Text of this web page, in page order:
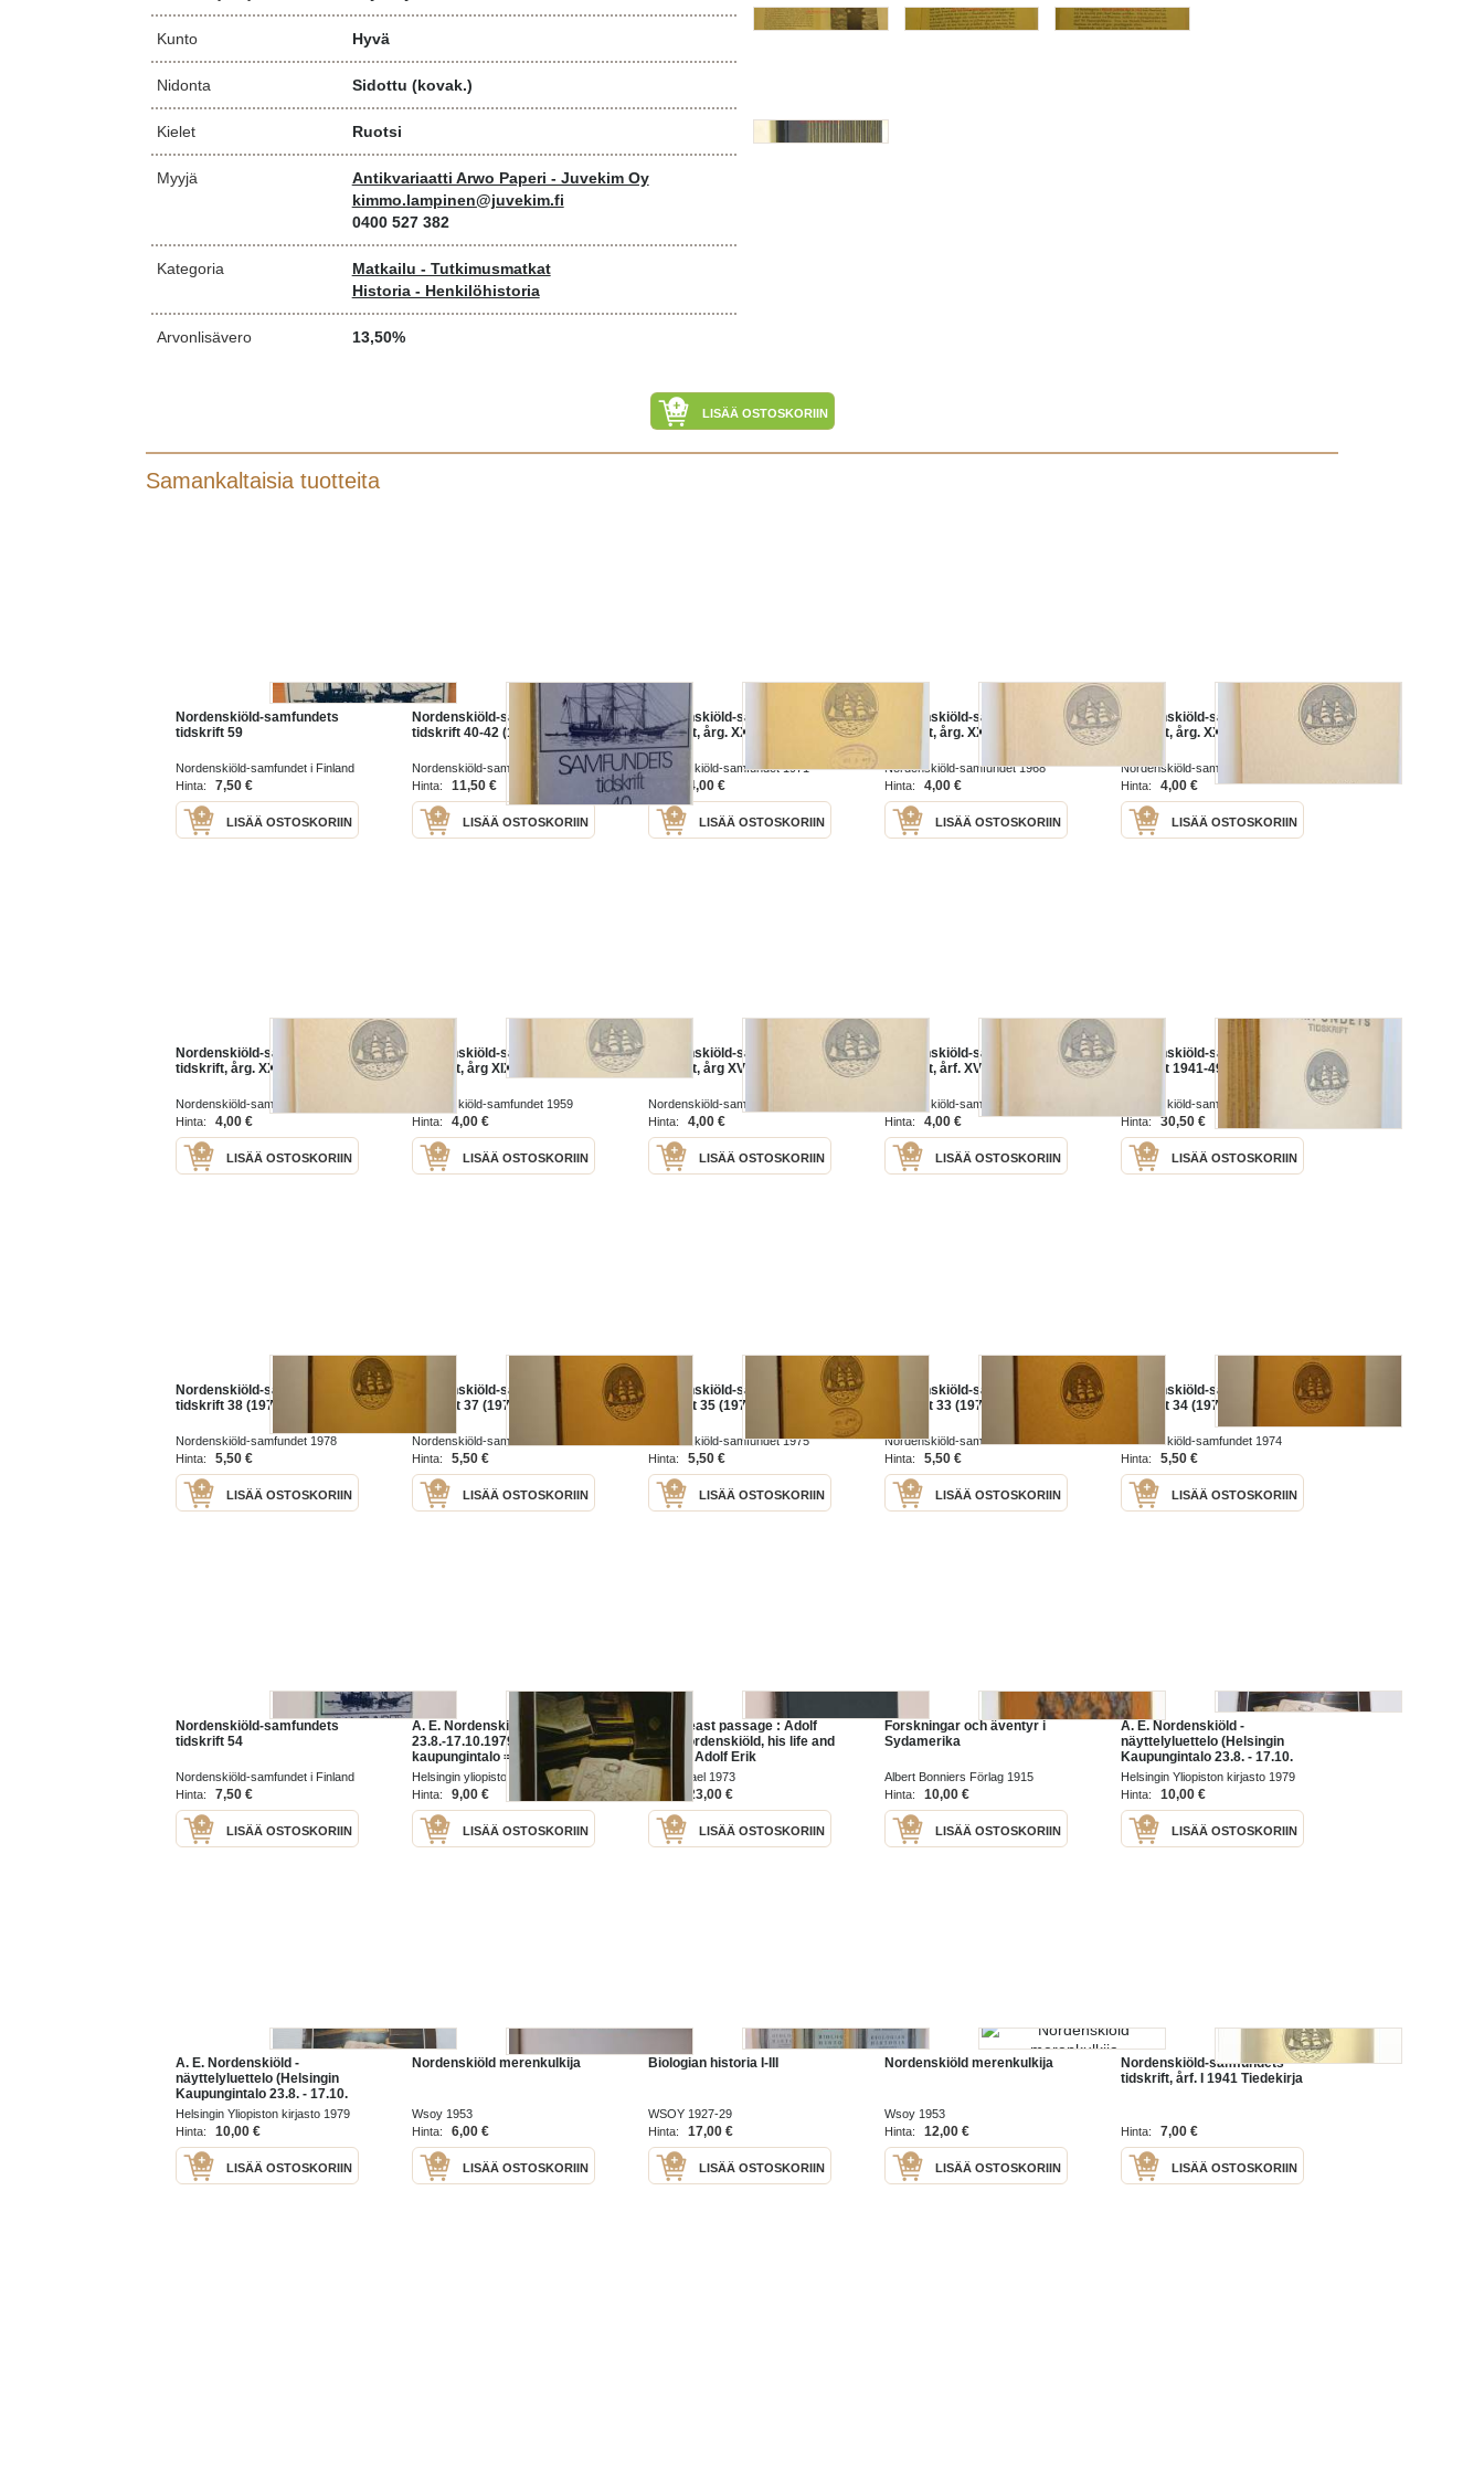
Kunto Hyvä
Nidonta Sidottu (kovak.)
Kielet Ruotsi
Myyjä
Antikvariaatti Arwo Paperi - Juvekim Oy
kimmo.lampinen@juvekim.fi
0400 527 382
Kategoria
Matkailu - Tutkimusmatkat
Historia - Henkilöhistoria
Arvonlisävero 13,50%
LISÄÄ OSTOSKORIIN
Samankaltaisia tuotteita
Nordenskiöld-samfundets
tidskrift 59
Nordenskiöld-samfundet i Finland
r.f 1999
Hinta: 7,50 €
LISÄÄ OSTOSKORIIN
Nordenskiöld-samfundets
tidskrift 40-42 (1980-82)
Nordenskiöld-samfundet
Hinta:
11,50 €
LISÄÄ OSTOSKORIIN
Nordenskiöld-samfundets
tidskrift, årg. XXXI 1971
Nordenskiöld-samfundet 1971
4,00 €
LISÄÄ OSTOSKORIIN
Nordenskiöld-samfundets
tidskrift, årg. XXVIII 1968
Nordenskiöld-samfundet 1968
Hinta:
4,00 €
LISÄÄ OSTOSKORIIN
Nordenskiöld-samfundets
tidskrift, årg. XXVII 1967
Nordenskiöld-samfundet 1967
Hinta:
4,00 €
LISÄÄ OSTOSKORIIN
Nordenskiöld-samfundets
tidskrift, årg. XXVI 1966
Nordenskiöld-samfundet 1966
Hinta:
4,00 €
LISÄÄ OSTOSKORIIN
Nordenskiöld-samfundets
tidskrift, årg XIX 1959
Nordenskiöld-samfundet 1959
Hinta:
4,00 €
LISÄÄ OSTOSKORIIN
Nordenskiöld-samfundets
tidskrift, årg XVII 1957
Nordenskiöld-samfundet 1957
Hinta:
4,00 €
LISÄÄ OSTOSKORIIN
Nordenskiöld-samfundets
tidskrift, årf. XV 1955
Nordenskiöld-samfundet 1955
Hinta:
4,00 €
LISÄÄ OSTOSKORIIN
Nordenskiöld-samfundets
tidskrift 1941-49
Nordenskiöld-samfundet 1941-49
Hinta:
30,50 €
LISÄÄ OSTOSKORIIN
Nordenskiöld-samfundets
tidskrift 38 (1978)
Nordenskiöld-samfundet 1978
Hinta:
5,50 €
LISÄÄ OSTOSKORIIN
Nordenskiöld-samfundets
tidskrift 37 (1977)
Nordenskiöld-samfundet 1977
Hinta:
5,50 €
LISÄÄ OSTOSKORIIN
Nordenskiöld-samfundets
tidskrift 35 (1975)
Nordenskiöld-samfundet 1975
Hinta:
5,50 €
LISÄÄ OSTOSKORIIN
Nordenskiöld-samfundets
tidskrift 33 (1973)
Nordenskiöld-samfundet 1973
Hinta:
5,50 €
LISÄÄ OSTOSKORIIN
Nordenskiöld-samfundets
tidskrift 34 (1974)
Nordenskiöld-samfundet 1974
Hinta:
5,50 €
LISÄÄ OSTOSKORIIN
Nordenskiöld-samfundets
tidskrift 54
Nordenskiöld-samfundet i Finland
r.f. 1995
Hinta: 7,50 €
LISÄÄ OSTOSKORIIN
A. E. Nordenskiöld :
23.8.-17.10.1979 : Helsingin
kaupungintalo = Helsingfors
stadshus = Helsinki City Hall
Helsingin yliopisto 1979
Hinta:
9,00 €
LISÄÄ OSTOSKORIIN
North-east passage : Adolf
Erik Nordenskiöld, his life and
times - Adolf Erik
Nordenskiöld, his life and
times
Nico Israel 1973
Hinta:
23,00 €
LISÄÄ OSTOSKORIIN
Forskningar och äventyr i
Sydamerika
Albert Bonniers Förlag 1915
Hinta:
10,00 €
LISÄÄ OSTOSKORIIN
A. E. Nordenskiöld -
näyttelyluettelo (Helsingin
Kaupungintalo 23.8. - 17.10.
1979)
Helsingin Yliopiston kirjasto 1979
Hinta:
10,00 €
LISÄÄ OSTOSKORIIN
A. E. Nordenskiöld -
näyttelyluettelo (Helsingin
Kaupungintalo 23.8. - 17.10.
1979)
Helsingin Yliopiston kirjasto 1979
Hinta:
10,00 €
LISÄÄ OSTOSKORIIN
Nordenskiöld merenkulkija
Wsoy 1953
Hinta:
6,00 €
LISÄÄ OSTOSKORIIN
Biologian historia I-III
WSOY 1927-29
Hinta:
17,00 €
LISÄÄ OSTOSKORIIN
Nordenskiöld merenkulkija
Wsoy 1953
Hinta:
12,00 €
LISÄÄ OSTOSKORIIN
Nordenskiöld-samfundets
tidskrift, årf. I 1941 Tiedekirja
Hinta: 7,00 €
LISÄÄ OSTOSKORIIN